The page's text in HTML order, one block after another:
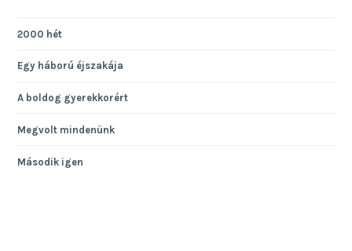
2000 hét
Egy háború éjszakája
A boldog gyerekkorért
Megvolt mindenünk
Második igen